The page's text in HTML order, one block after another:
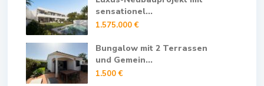
sensationel...
1.575.000 €
Bungalow mit 2 Terrassen
und Gemein...
1.500 €